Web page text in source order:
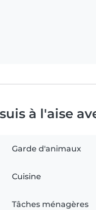
à l'aise
Garde d'animaux
Cuisine
Tâches ménagères